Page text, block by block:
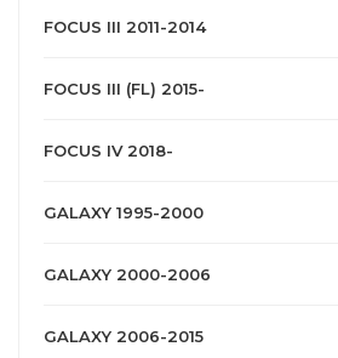
FOCUS III 2011-2014
FOCUS III (FL) 2015-
FOCUS IV 2018-
GALAXY 1995-2000
GALAXY 2000-2006
GALAXY 2006-2015